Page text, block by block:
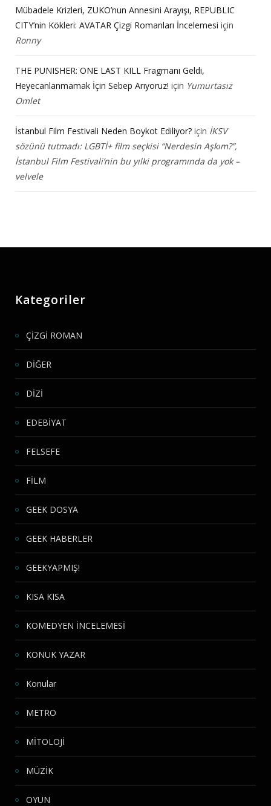
Mübadele Krizleri, ZUKO’nun Annesini Arayışı, REPUBLIC
CITY’nin Kökleri: AVATAR Çizgi Romanları İncelemesi için
Ronny
THE PUNISHER: ONE LAST KILL Fragmanı Geldi,
Heyecanlanmamak İçin Sebep Arıyoruz! için Yumurtasız
Omlet
İstanbul Film Festivali Neden Boykot Ediliyor? için İKSV
sözünü tutmadı: LGBTİ+ film seçkisi “Nerdesin Aşkım?”,
İstanbul Film Festivali’nin bu yılki programında da yok –
velvele
Kategoriler
ÇİZGİ ROMAN
DİĞER
DİZİ
EDEBİYAT
FELSEFE
FİLM
GEEK DOSYA
GEEK HABERLER
GEEKYAPMIŞ!
KISA KISA
KOMEDYEN İNCELEMESİ
KONUK YAZAR
Konular
METRO
MİTOLOJİ
MÜZİK
OYUN